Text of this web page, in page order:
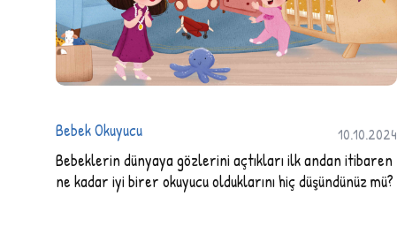
Bebek Okuyucu 10.10.2024
Bebeklerin dünyaya gözlerini açtıkları ilk andan itibaren
ne kadar iyi birer okuyucu olduklarını hiç düşündünüz mü?